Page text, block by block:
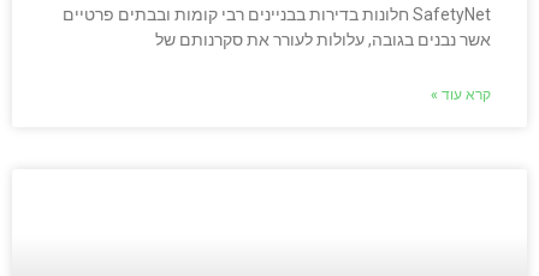
SafetyNet חלונות בדירות בבניינים רבי קומות ובבתים פרטיים
אשר נבנים בגובה, עלולות לעורר את סקרנותם של
קרא עוד »